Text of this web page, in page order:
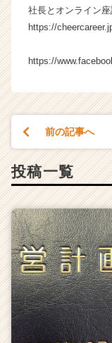
社長とオンライン座
https://
https://
前の記事へ
投稿一覧